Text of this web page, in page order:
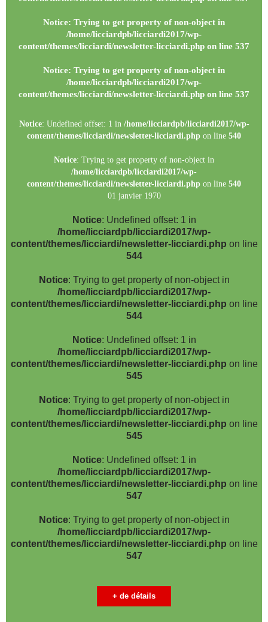
Notice: Trying to get property of non-object in
/home/licciardpb/licciardi2017/wp-
content/themes/licciardi/newsletter-licciardi.php on line 537
Notice: Trying to get property of non-object in
/home/licciardpb/licciardi2017/wp-
content/themes/licciardi/newsletter-licciardi.php on line 537
Notice: Undefined offset: 1 in /home/licciardpb/licciardi2017/wp-
content/themes/licciardi/newsletter-licciardi.php on line 540
Notice: Trying to get property of non-object in
/home/licciardpb/licciardi2017/wp-
content/themes/licciardi/newsletter-licciardi.php on line 540
01 janvier 1970
Notice: Undefined offset: 1 in
/home/licciardpb/licciardi2017/wp-
content/themes/licciardi/newsletter-licciardi.php on line
544
Notice: Trying to get property of non-object in
/home/licciardpb/licciardi2017/wp-
content/themes/licciardi/newsletter-licciardi.php on line
544
Notice: Undefined offset: 1 in
/home/licciardpb/licciardi2017/wp-
content/themes/licciardi/newsletter-licciardi.php on line
545
Notice: Trying to get property of non-object in
/home/licciardpb/licciardi2017/wp-
content/themes/licciardi/newsletter-licciardi.php on line
545
Notice: Undefined offset: 1 in
/home/licciardpb/licciardi2017/wp-
content/themes/licciardi/newsletter-licciardi.php on line
547
Notice: Trying to get property of non-object in
/home/licciardpb/licciardi2017/wp-
content/themes/licciardi/newsletter-licciardi.php on line
547
+ de détails